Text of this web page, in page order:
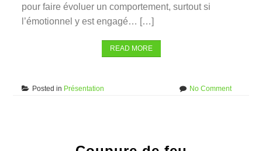
pour faire évoluer un comportement, surtout si
l’émotionnel y est engagé… […]
READ MORE
Posted in Présentation No Commenton